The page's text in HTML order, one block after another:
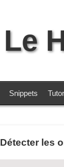
Le
Snippets
Détecter les